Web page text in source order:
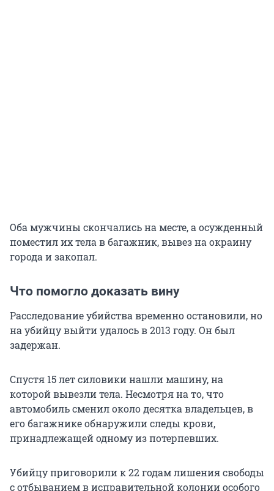
Оба мужчины скончались на месте, а осужденный
поместил их тела в багажник, вывез на окраину
города и закопал.
Что помогло доказать вину
Расследование убийства временно остановили, но
на убийцу выйти удалось в 2013 году. Он был
задержан.
Спустя 15 лет силовики нашли машину, на
которой вывезли тела. Несмотря на то, что
автомобиль сменил около десятка владельцев, в
его багажнике обнаружили следы крови,
принадлежащей одному из потерпевших.
Убийцу приговорили к 22 годам лишения свободы
с отбыванием в исправительной колонии особого